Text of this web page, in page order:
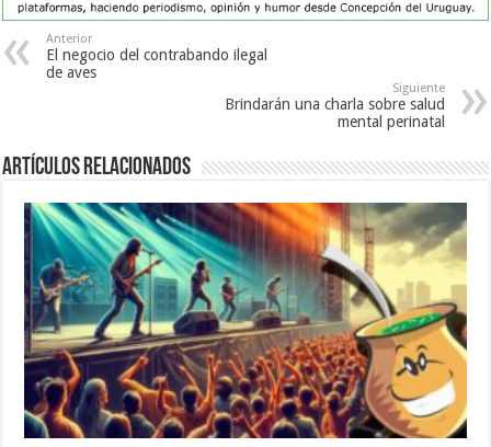
Anterior
El negocio del contrabando ilegal
de aves
Siguiente
Brindarán una charla sobre salud
mental perinatal
Artículos Relacionados